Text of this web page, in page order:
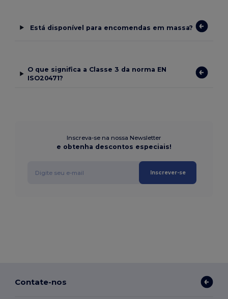
Está disponível para encomendas em massa?
O que significa a Classe 3 da norma EN
ISO20471?
Inscreva-se na nossa Newsletter
e obtenha descontos especiais!
Inscrever-se
Contate-nos